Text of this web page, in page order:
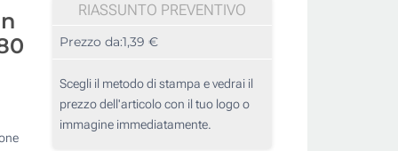
RIASSUNTO PREVENTIVO
Prezzo da:1,39 €
Scegli il metodo di stampa e vedrai il
prezzo dell'articolo con il tuo logo o
immagine immediatamente.